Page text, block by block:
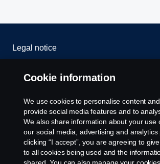
Legal notice
Privacy statement
Cookies
Contact us
Cookie settings
Cookie information
We use cookies to personalise content
provide social media features and to
We also share information about your use
our social media, advertising and analytics
clicking “I accept”, you are agreeing to
to all cookies being used and the